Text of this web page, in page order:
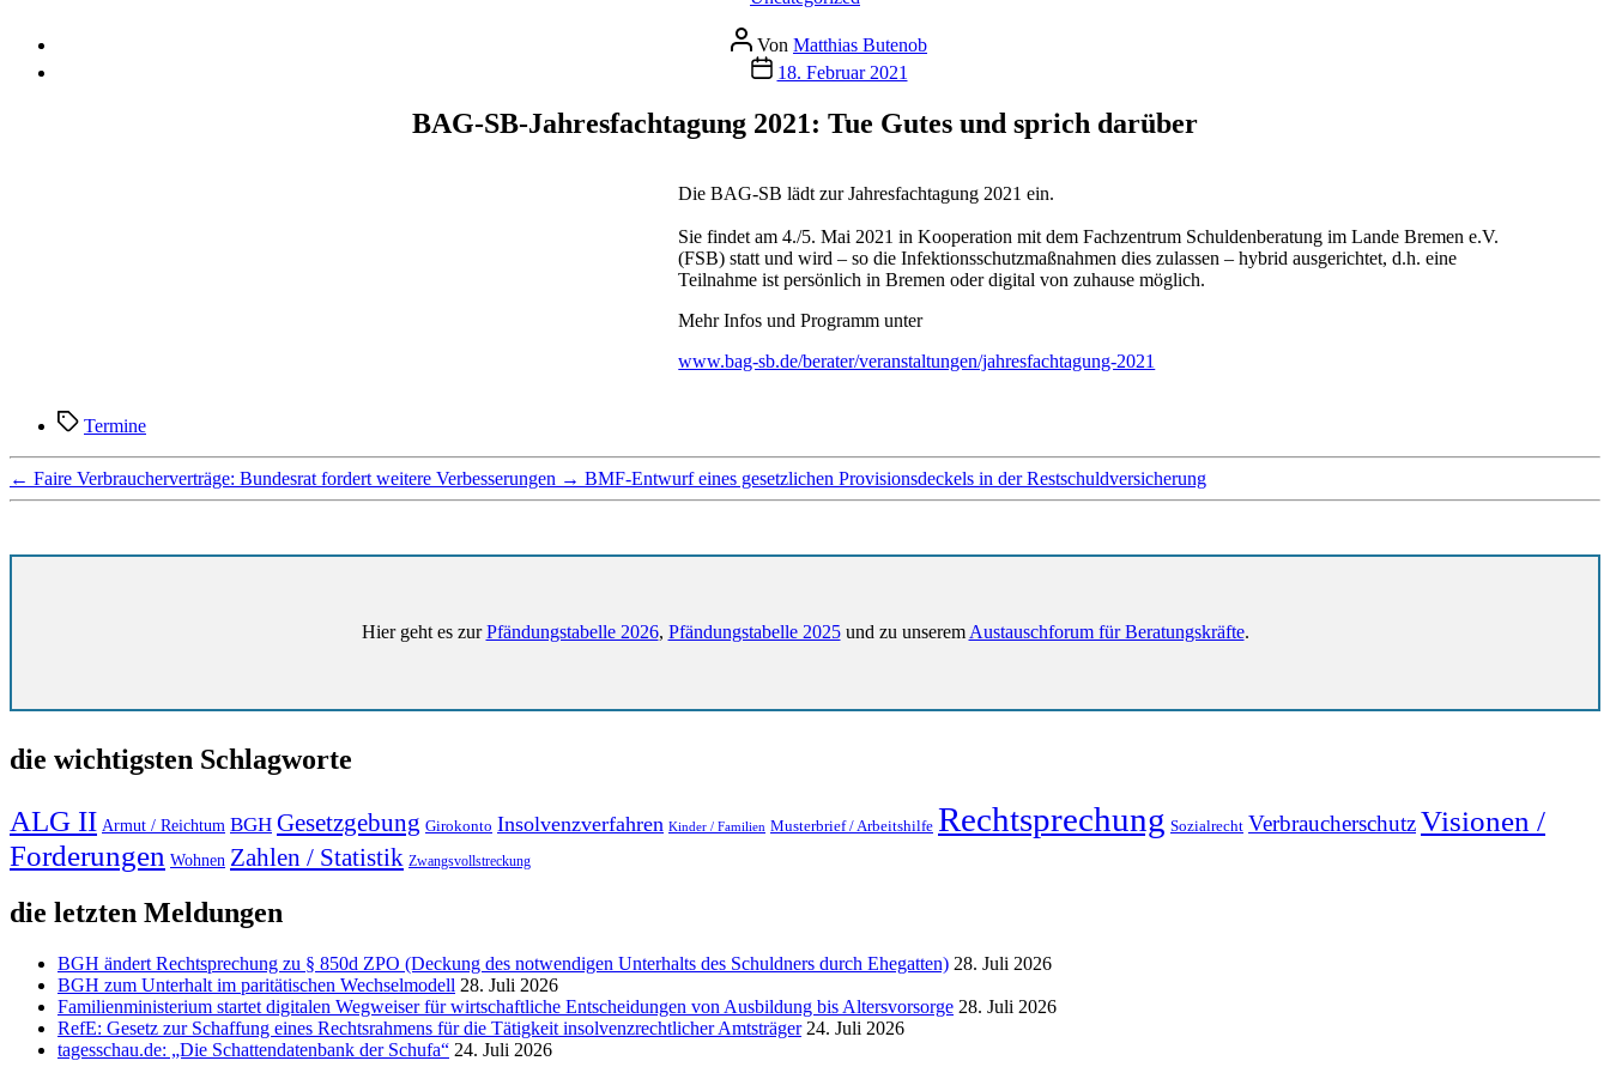
Beitragsautor
Von Matthias Butenob
Veröffentlichungsdatum
18. Februar 2021
BAG-SB-Jahresfachtagung 2021: Tue Gutes und sprich darüber
Die BAG-SB lädt zur Jahresfachtagung 2021 ein.
Sie findet am 4./5. Mai 2021 in Kooperation mit dem Fachzentrum Schuldenberatung im Lande Bremen e.V.
(FSB) statt und wird – so die Infektionsschutzmaßnahmen dies zulassen – hybrid ausgerichtet, d.h. eine
Teilnahme ist persönlich in Bremen oder digital von zuhause möglich.
Mehr Infos und Programm unter
www.bag-sb.de/berater/veranstaltungen/jahresfachtagung-2021
Schlagwörter
Termine
← Faire Verbraucherverträge: Bundesrat fordert weitere Verbesserungen → BMF-Ent­wurf ei­nes ge­setz­li­chen Pro­vi­si­ons­de­ckels in der Restschuld­ver­si­che­rung
Hier geht es zurPfändungstabelle 2026, Pfändungstabelle 2025und zu unserem Austauschforum für Beratungskräfte.
die wichtigsten Schlagworte
ALG II Armut / Reichtum BGH Gesetzgebung Girokonto Insolvenzverfahren Kinder / Familien Musterbrief / Arbeitshilfe Rechtsprechung Sozialrecht VerbraucherschutzVisionen /
Forderungen Wohnen Zahlen / Statistik Zwangsvollstreckung
die letzten Meldungen
BGH ändert Rechtsprechung zu § 850d ZPO (Deckung des notwendigen Unterhalts des Schuldners durch Ehegatten) 28. Juli 2026
BGH zum Unterhalt im paritätischen Wechselmodell 28. Juli 2026
Familienministerium startet digitalen Wegweiser für wirtschaftliche Entscheidungen von Ausbildung bis Altersvorsorge 28. Juli 2026
RefE: Gesetz zur Schaffung eines Rechtsrahmens für die Tätigkeit insolvenzrechtlicher Amtsträger 24. Juli 2026
tagesschau.de: „Die Schattendatenbank der Schufa“ 24. Juli 2026